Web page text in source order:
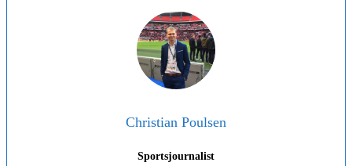
Christian Poulsen
Sportsjournalist